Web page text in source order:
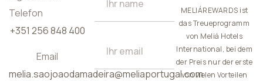
Telefon
+351 256 848 400
Email
melia.saojoaodamadeira@meliaportugal.com
MELIÁREWARDS ist
das Treueprogramm
von Meliá Hotels
International, bei dem
der Preis nur der erste
von vielen Vorteilen